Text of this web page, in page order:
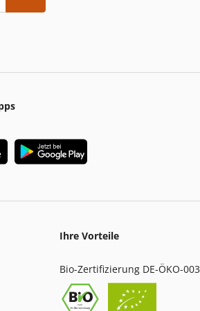
Ihre Vorteile
Bio-Zertifizierung DE-ÖKO-003